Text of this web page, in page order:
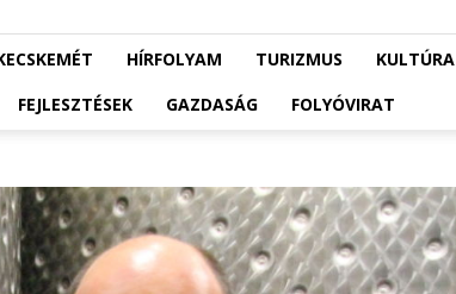
HÍRFOLYAM TURIZMUS KULTÚRA
FEJLESZTÉSEK GAZDASÁG FOLYÓVIRAT